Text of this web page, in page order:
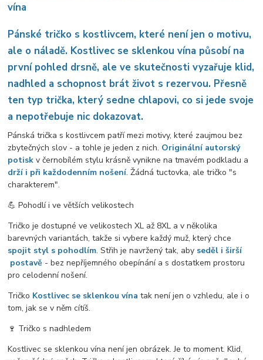
vína
Pánské tričko s kostlivcem, které není jen o motivu,
ale o náladě. Kostlivec se sklenkou vína působí na
první pohled drsně, ale ve skutečnosti vyzařuje klid,
nadhled a schopnost brát život s rezervou. Přesně
ten typ trička, který sedne chlapovi, co si jede svoje
a nepotřebuje nic dokazovat.
Pánská trička s kostlivcem patří mezi motivy, které zaujmou bez
zbytečných slov - a tohle je jeden z nich. Originální autorský
potisk v černobílém stylu krásně vynikne na tmavém podkladu a
drží i při každodenním nošení. Žádná tuctovka, ale tričko "s
charakterem".
💪 Pohodlí i ve větších velikostech
Tričko je dostupné ve velikostech XL až 8XL a v několika
barevných variantách, takže si vybere každý muž, který chce
spojit styl s pohodlím. Střih je navržený tak, aby seděl i širší
postavě - bez nepříjemného obepínání a s dostatkem prostoru
pro celodenní nošení.
Tričko Kostlivec se sklenkou vína tak není jen o vzhledu, ale i o
tom, jak se v něm cítíš.
🍷 Tričko s nadhledem
Kostlivec se sklenkou vína není jen obrázek. Je to moment. Klid,